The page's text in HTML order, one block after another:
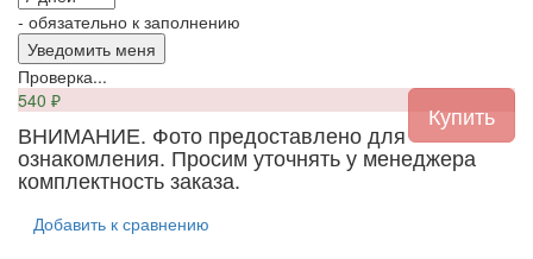
- обязательно к заполнению
Проверка...
540 ₽
ВНИМАНИЕ. Фото предоставлено для
ознакомления. Просим уточнять у менеджера
комплектность заказа.
Добавить к сравнению